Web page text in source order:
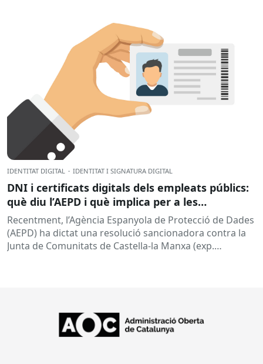
IDENTITAT DIGITAL · IDENTITAT I SIGNATURA DIGITAL
DNI i certificats digitals dels empleats públics:
què diu l’AEPD i què implica per a les
administracions?
Recentment, l’Agència Espanyola de Protecció de Dades
(AEPD) ha dictat una resolució sancionadora contra la
Junta de Comunitats de Castella-la Manxa (exp.